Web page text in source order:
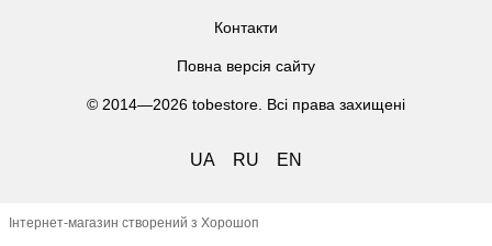
Контакти
Повна версія сайту
© 2014—2026 tobestore. Всі права захищені
UA RU EN
Інтернет-магазин створений з Хорошоп